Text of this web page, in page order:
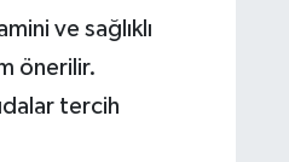
ve sağlıklı
önerilir.
tercih